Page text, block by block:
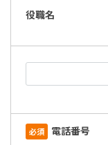
役職名
必須 電話番号